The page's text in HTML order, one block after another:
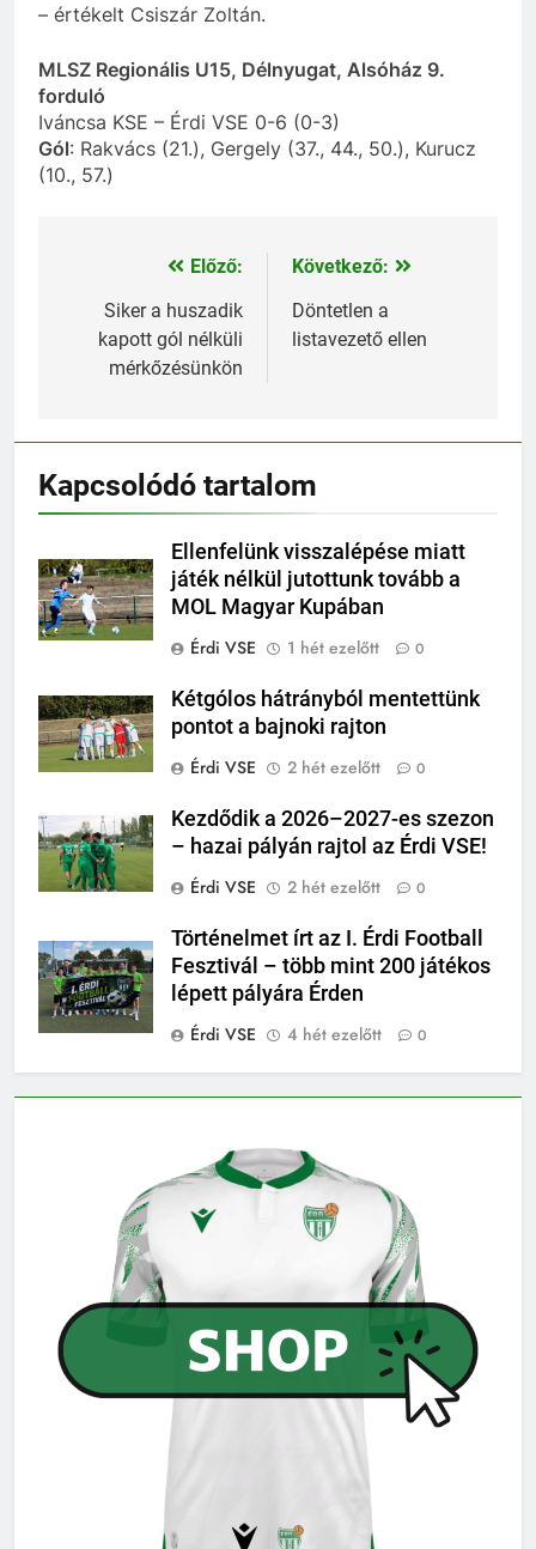
– értékelt Csiszár Zoltán.
MLSZ Regionális U15, Délnyugat, Alsóház 9.
forduló
Iváncsa KSE – Érdi VSE 0-6 (0-3)
Gól: Rakvács (21.), Gergely (37., 44., 50.), Kurucz
(10., 57.)
Bejegyzés
navigáció
Előző:
Siker a huszadik
kapott gól nélküli
mérkőzésünkön
Következő:
Döntetlen a
listavezető ellen
Kapcsolódó tartalom
Ellenfelünk visszalépése miatt
játék nélkül jutottunk tovább a
MOL Magyar Kupában
Érdi VSE
1 hét ezelőtt 0
Kétgólos hátrányból mentettünk
pontot a bajnoki rajton
Érdi VSE
2 hét ezelőtt 0
Kezdődik a 2026–2027-es szezon
– hazai pályán rajtol az Érdi VSE!
Érdi VSE
2 hét ezelőtt 0
Történelmet írt az I. Érdi Football
Fesztivál – több mint 200 játékos
lépett pályára Érden
Érdi VSE
4 hét ezelőtt 0